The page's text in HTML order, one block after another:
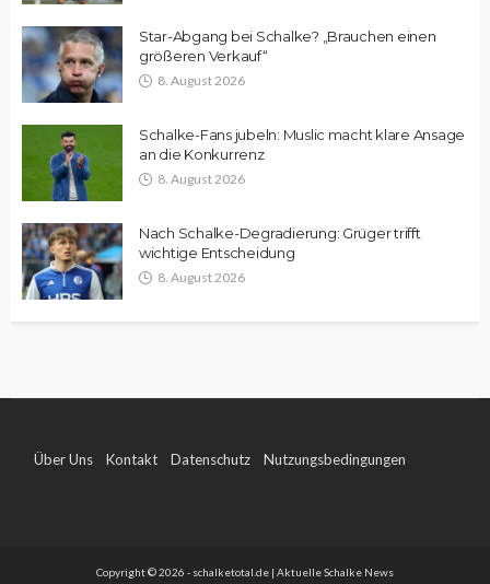
Star-Abgang bei Schalke? „Brauchen einen
größeren Verkauf“
8. August 2026
Schalke-Fans jubeln: Muslic macht klare Ansage
an die Konkurrenz
8. August 2026
Nach Schalke-Degradierung: Grüger trifft
wichtige Entscheidung
8. August 2026
Über Uns Kontakt Datenschutz Nutzungsbedingungen
Copyright © 2026 - schalketotal.de | Aktuelle Schalke News